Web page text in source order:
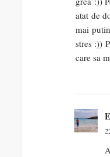
atat de
mai
stres :))
care sa